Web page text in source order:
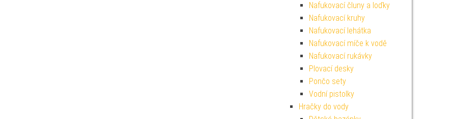
Nafukovací čluny a loďky
Nafukovací kruhy
Nafukovací lehátka
Nafukovací míče k vodě
Nafukovací rukávky
Plovací desky
Pončo sety
Vodní pistolky
Hračky do vody